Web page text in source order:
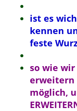
ist es
kennen
feste
so wie
erweitern
möglich,